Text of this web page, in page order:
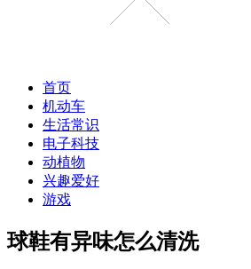
首页
机动车
生活常识
电子科技
动植物
兴趣爱好
游戏
球鞋有异味怎么清洗